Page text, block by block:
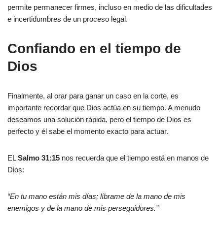
permite permanecer firmes, incluso en medio de las dificultades
e incertidumbres de un proceso legal.
Confiando en el tiempo de
Dios
Finalmente, al orar para ganar un caso en la corte, es
importante recordar que Dios actúa en su tiempo. A menudo
deseamos una solución rápida, pero el tiempo de Dios es
perfecto y él sabe el momento exacto para actuar.
ELSalmo 31:15 nos recuerda que el tiempo está en manos de
Dios:
“En tu mano están mis días; líbrame de la mano de mis
enemigos y de la mano de mis perseguidores.”